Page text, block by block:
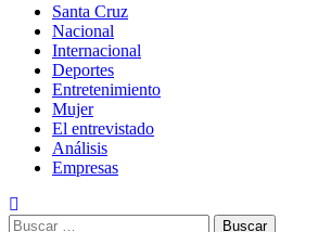
Santa Cruz
Nacional
Internacional
Deportes
Entretenimiento
Mujer
El entrevistado
Análisis
Empresas